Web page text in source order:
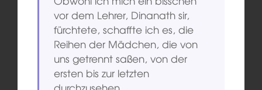
vor dem Lehrer, Dinanath sir,
fürchtete, schaffte ich es, die
Reihen der Mädchen, die von
uns getrennt saßen, von der
ersten bis zur letzten